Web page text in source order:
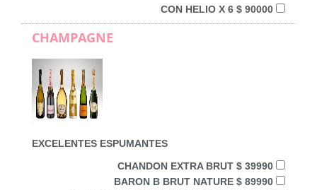
CON HELIO X 6 $ 90000
CHAMPAGNE
EXCELENTES ESPUMANTES
CHANDON EXTRA BRUT $ 39990
BARON B BRUT NATURE $ 89990